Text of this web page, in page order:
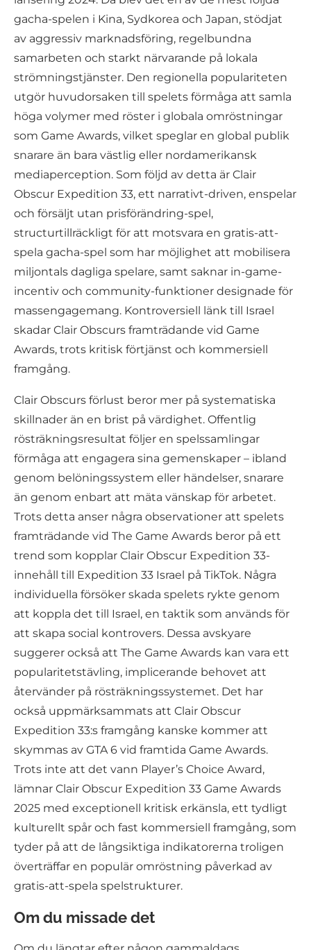
gacha-spelen i Kina, Sydkorea och Japan, stödjat
av aggressiv marknadsföring, regelbundna
samarbeten och starkt närvarande på lokala
strömningstjänster. Den regionella populariteten
utgör huvudorsaken till spelets förmåga att samla
höga volymer med röster i globala omröstningar
som Game Awards, vilket speglar en global publik
snarare än bara västlig eller nordamerikansk
mediaperception. Som följd av detta är Clair
Obscur Expedition 33, ett narrativt-driven, enspelar
och försäljt utan prisförändring-spel,
structurtillräckligt för att motsvara en gratis-att-
spela gacha-spel som har möjlighet att mobilisera
miljontals dagliga spelare, samt saknar in-game-
incentiv och community-funktioner designade för
massengagemang. Kontroversiell länk till Israel
skadar Clair Obscurs framträdande vid Game
Awards, trots kritisk förtjänst och kommersiell
framgång.
Clair Obscurs förlust beror mer på systematiska
skillnader än en brist på värdighet. Offentlig
rösträkningsresultat följer en spelssamlingar
förmåga att engagera sina gemenskaper – ibland
genom belöningssystem eller händelser, snarare
än genom enbart att mäta vänskap för arbetet.
Trots detta anser några observationer att spelets
framträdande vid The Game Awards beror på ett
trend som kopplar Clair Obscur Expedition 33-
innehåll till Expedition 33 Israel på TikTok. Några
individuella försöker skada spelets rykte genom
att koppla det till Israel, en taktik som används för
att skapa social kontrovers. Dessa avskyare
suggerer också att The Game Awards kan vara ett
popularitetstävling, implicerande behovet att
återvänder på rösträkningssystemet. Det har
också uppmärksammats att Clair Obscur
Expedition 33:s framgång kanske kommer att
skymmas av GTA 6 vid framtida Game Awards.
Trots inte att det vann Player’s Choice Award,
lämnar Clair Obscur Expedition 33 Game Awards
2025 med exceptionell kritisk erkänsla, ett tydligt
kulturellt spår och fast kommersiell framgång, som
tyder på att de långsiktiga indikatorerna troligen
överträffar en populär omröstning påverkad av
gratis-att-spela spelstrukturer.
Om du missade det